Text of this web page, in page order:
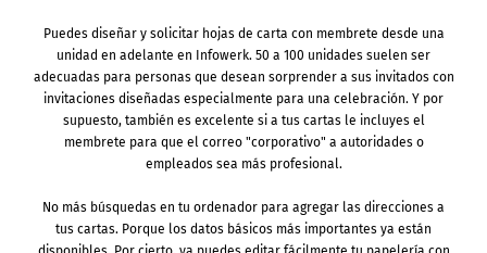
Puedes diseñar y solicitar hojas de carta con membrete desde una
unidad en adelante en Infowerk. 50 a 100 unidades suelen ser
adecuadas para personas que desean sorprender a sus invitados con
invitaciones diseñadas especialmente para una celebración. Y por
supuesto, también es excelente si a tus cartas le incluyes el
membrete para que el correo "corporativo" a autoridades o
empleados sea más profesional.
No más búsquedas en tu ordenador para agregar las direcciones a
tus cartas. Porque los datos básicos más importantes ya están